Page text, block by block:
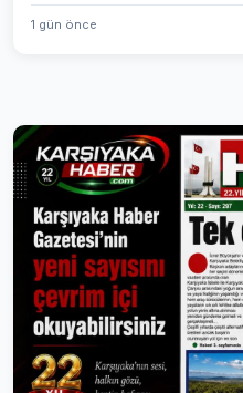
1 gün önce